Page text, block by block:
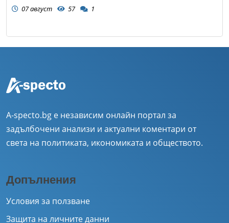
07 август 57 1
A-specto.bg е независим онлайн портал за
задълбочени анализи и актуални коментари от
света на политиката, икономиката и обществото.
Допълнения
Условия за ползване
Защита на личните данни